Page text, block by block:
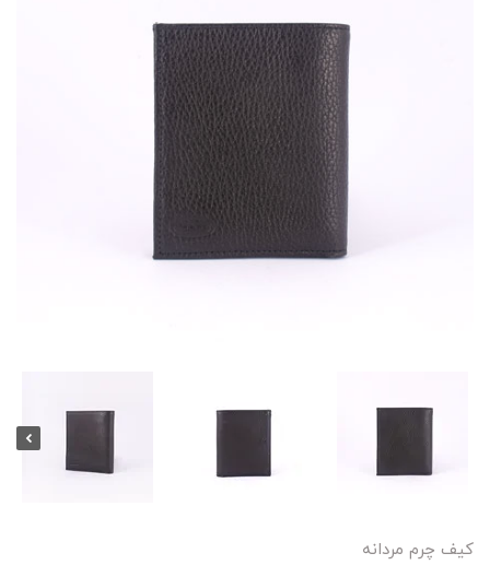
کیف چرم مردانه